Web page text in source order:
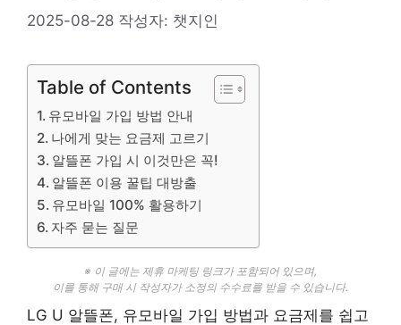
2025-08-28 작성자: 챗지인
Table of Contents
유모바일 가입 방법 안내
나에게 맞는 요금제 고르기
알뜰폰 가입 시 이것만은 꼭!
알뜰폰 이용 꿀팁 대방출
유모바일 100% 활용하기
자주 묻는 질문
※ 이 글에는 제휴 마케팅 링크가 포함되어 있으며,
이를 통해 구매 시 작성자가 소정의 수수료를 받을 수 있습니다.
LG U 알뜰폰, 유모바일 가입 방법과 요금제를 쉽고